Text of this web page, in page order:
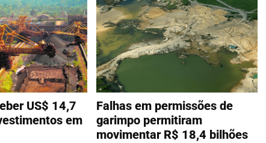
US$ 14,7
em
Falhas em permissões de
garimpo permitiram
movimentar R$ 18,4 bilhões